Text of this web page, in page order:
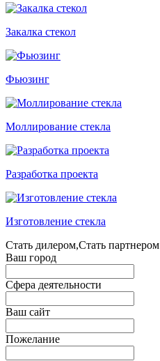
Закалка стекол
Фьюзинг
Моллирование стекла
Разработка проекта
Изготовление стекла
Стать дилером,Стать партнером
Ваш город
Сфера деятельности
Ваш сайт
Пожелание